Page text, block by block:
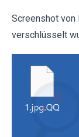
Screenshot von
verschlüsselt